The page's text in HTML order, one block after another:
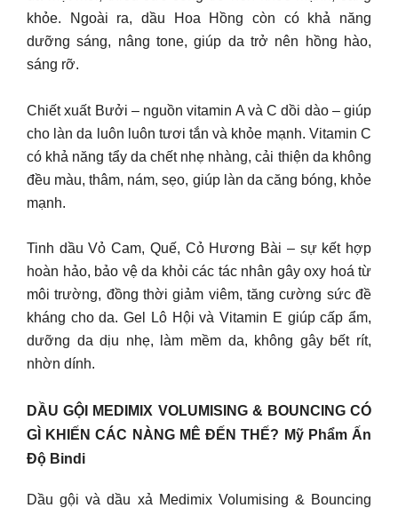
khỏe. Ngoài ra, dầu Hoa Hồng còn có khả năng
dưỡng sáng, nâng tone, giúp da trở nên hồng hào,
sáng rỡ.
Chiết xuất Bưởi – nguồn vitamin A và C dồi dào – giúp
cho làn da luôn luôn tươi tắn và khỏe mạnh. Vitamin C
có khả năng tẩy da chết nhẹ nhàng, cải thiện da không
đều màu, thâm, nám, sẹo, giúp làn da căng bóng, khỏe
mạnh.
Tinh dầu Vỏ Cam, Quế, Cỏ Hương Bài – sự kết hợp
hoàn hảo, bảo vệ da khỏi các tác nhân gây oxy hoá từ
môi trường, đồng thời giảm viêm, tăng cường sức đề
kháng cho da. Gel Lô Hội và Vitamin E giúp cấp ẩm,
dưỡng da dịu nhẹ, làm mềm da, không gây bết rít,
nhờn dính.
DẦU GỘI MEDIMIX VOLUMISING & BOUNCING CÓ
GÌ KHIẾN CÁC NÀNG MÊ ĐẾN THẾ? Mỹ Phẩm Ấn
Độ Bindi
Dầu gội và dầu xả Medimix Volumising & Bouncing